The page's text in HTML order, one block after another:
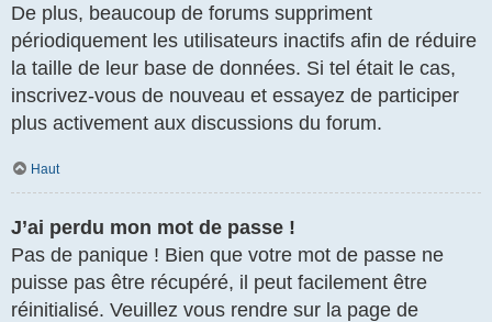
De plus, beaucoup de forums suppriment
périodiquement les utilisateurs inactifs afin de réduire
la taille de leur base de données. Si tel était le cas,
inscrivez-vous de nouveau et essayez de participer
plus activement aux discussions du forum.
Haut
J’ai perdu mon mot de passe !
Pas de panique ! Bien que votre mot de passe ne
puisse pas être récupéré, il peut facilement être
réinitialisé. Veuillez vous rendre sur la page de